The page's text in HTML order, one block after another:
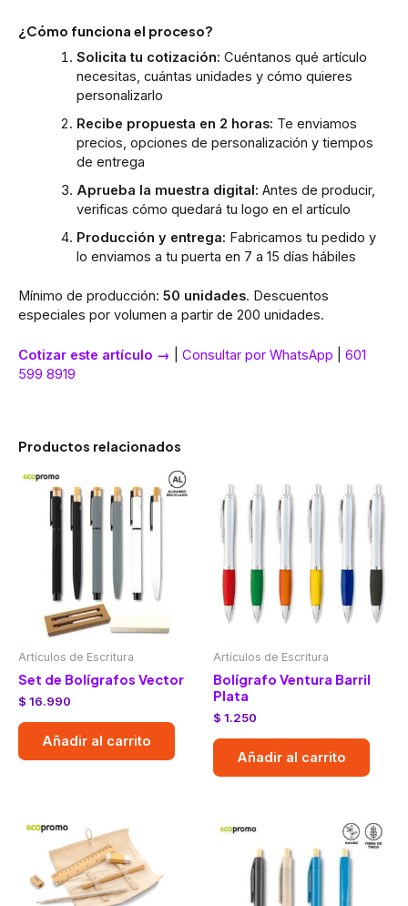
¿Cómo funciona el proceso?
Solicita tu cotización: Cuéntanos qué artículo
necesitas, cuántas unidades y cómo quieres
personalizarlo
Recibe propuesta en 2 horas: Te enviamos
precios, opciones de personalización y tiempos
de entrega
Aprueba la muestra digital: Antes de producir,
verificas cómo quedará tu logo en el artículo
Producción y entrega: Fabricamos tu pedido y
lo enviamos a tu puerta en 7 a 15 días hábiles
Mínimo de producción: 50 unidades. Descuentos
especiales por volumen a partir de 200 unidades.
Cotizar este artículo → Consultar por WhatsApp
601
599 8919
Productos relacionados
Artículos de Escritura
Set de Bolígrafos Vector
$ 16.990
Añadir al carrito
Artículos de Escritura
Bolígrafo Ventura Barril
Plata
$ 1.250
Añadir al carrito